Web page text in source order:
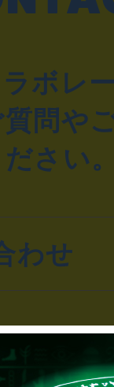
ボレ
問や
さい
わせ
お客様